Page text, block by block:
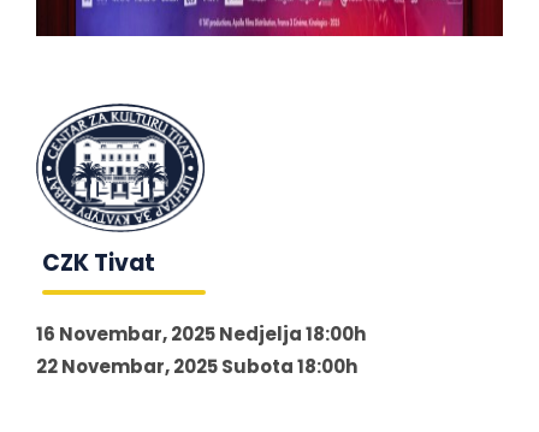
CZK Tivat
16 Novembar, 2025 Nedjelja 18:00h
22 Novembar, 2025 Subota 18:00h